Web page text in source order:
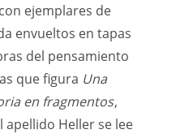
ejemplares de
envueltos en tapas
del pensamiento
que figura Una
en fragmentos,
apellido Heller se lee